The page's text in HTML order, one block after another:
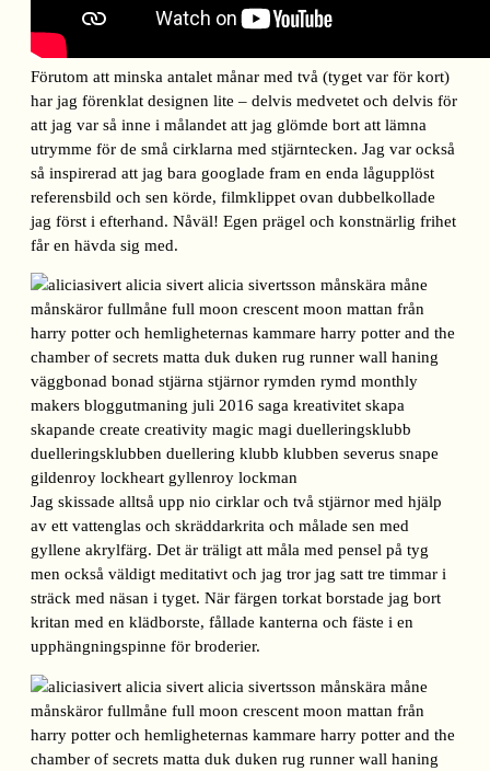
Förutom att minska antalet månar med två (tyget var för kort)
har jag förenklat designen lite – delvis medvetet och delvis för
att jag var så inne i målandet att jag glömde bort att lämna
utrymme för de små cirklarna med stjärntecken. Jag var också
så inspirerad att jag bara googlade fram en enda lågupplöst
referensbild och sen körde, filmklippet ovan dubbelkollade
jag först i efterhand. Nåväl! Egen prägel och konstnärlig frihet
får en hävda sig med.
Jag skissade alltså upp nio cirklar och två stjärnor med hjälp
av ett vattenglas och skräddarkrita och målade sen med
gyllene akrylfärg. Det är träligt att måla med pensel på tyg
men också väldigt meditativt och jag tror jag satt tre timmar i
sträck med näsan i tyget. När färgen torkat borstade jag bort
kritan med en klädborste, fållade kanterna och fäste i en
upphängningspinne för broderier.